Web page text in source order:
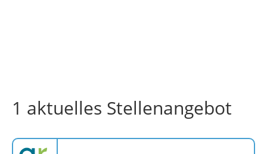
1 aktuelles Stellenangebot